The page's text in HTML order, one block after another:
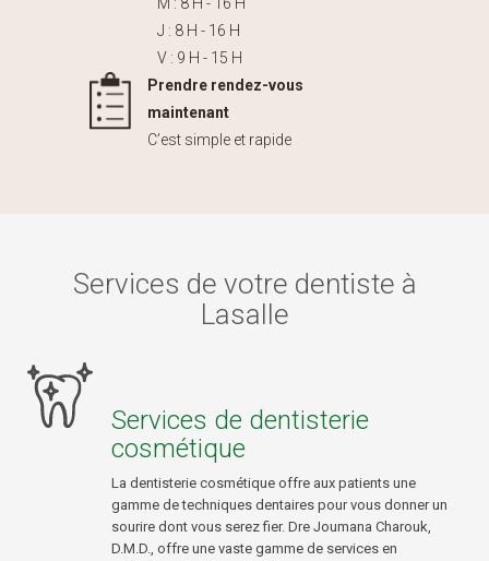
J : 8 H - 16 H
V : 9 H - 15 H
Prendre rendez-vous
maintenant
C’est simple et rapide
Services de votre dentiste à
Lasalle
Services de dentisterie
cosmétique
La dentisterie cosmétique offre aux patients une
gamme de techniques dentaires pour vous donner un
sourire dont vous serez fier. Dre Joumana Charouk,
D.M.D., offre une vaste gamme de services en